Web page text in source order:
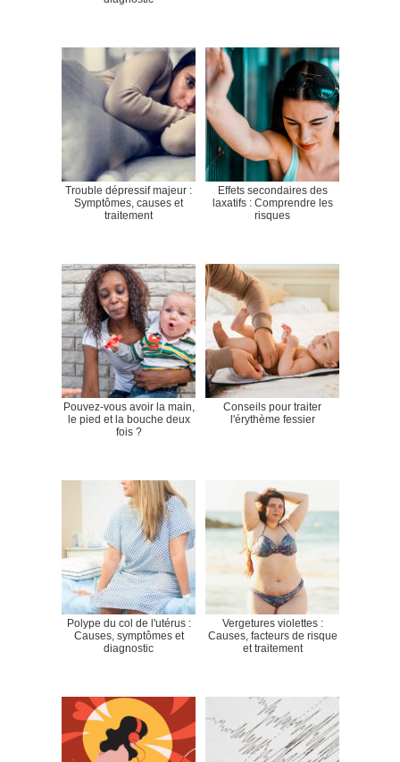
Trouble dépressif majeur :
Symptômes, causes et
traitement
Effets secondaires des
laxatifs : Comprendre les
risques
Pouvez-vous avoir la main,
le pied et la bouche deux
fois ?
Conseils pour traiter
l'érythème fessier
Polype du col de l'utérus :
Causes, symptômes et
diagnostic
Vergetures violettes :
Causes, facteurs de risque
et traitement